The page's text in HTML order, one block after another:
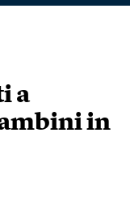
a
in